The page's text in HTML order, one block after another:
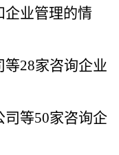
企业管理的情
等28家咨询企业
司等50家咨询企